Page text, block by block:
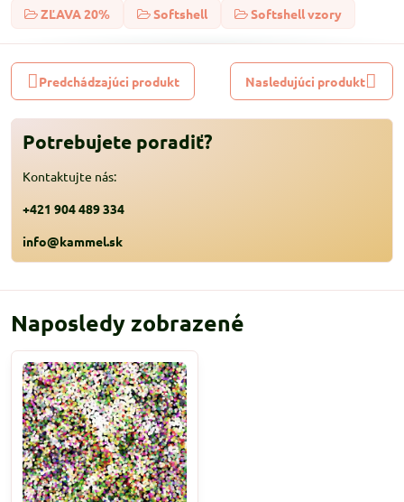
ZĽAVA 20% Softshell Softshell vzory
Predchádzajúci produkt Nasledujúci produkt
Potrebujete poradiť?
Kontaktujte nás:
+421 904 489 334
info@kammel.sk
Naposledy zobrazené